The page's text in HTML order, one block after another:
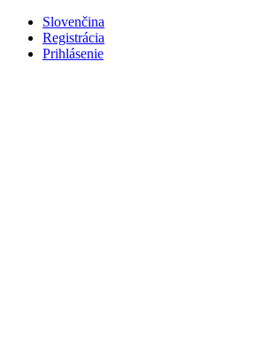
Slovenčina
Registrácia
Prihlásenie